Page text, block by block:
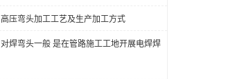
高压弯头加工工艺及生产加工方式
对焊弯头一般 是在管路施工工地开展电焊焊